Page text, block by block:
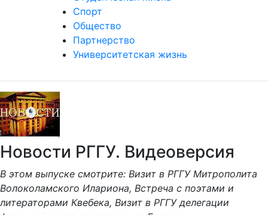
Спорт
Общество
Партнерство
Университетская жизнь
Новости РГГУ. Видеоверсия
В этом выпуске смотрите: Визит в РГГУ Митрополита
Волоколамского Илариона, Встреча с поэтами и
литераторами Квебека, Визит в РГГУ делегации